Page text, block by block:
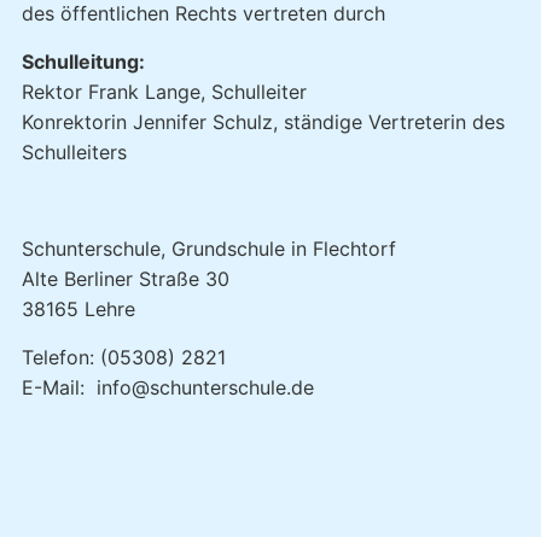
des öffentlichen Rechts vertreten durch
Schulleitung:
Rektor Frank Lange, Schulleiter
Konrektorin Jennifer Schulz, ständige Vertreterin des
Schulleiters
Schunterschule, Grundschule in Flechtorf
Alte Berliner Straße 30
38165 Lehre
Telefon: (05308) 2821
E-Mail: info@schunterschule.de